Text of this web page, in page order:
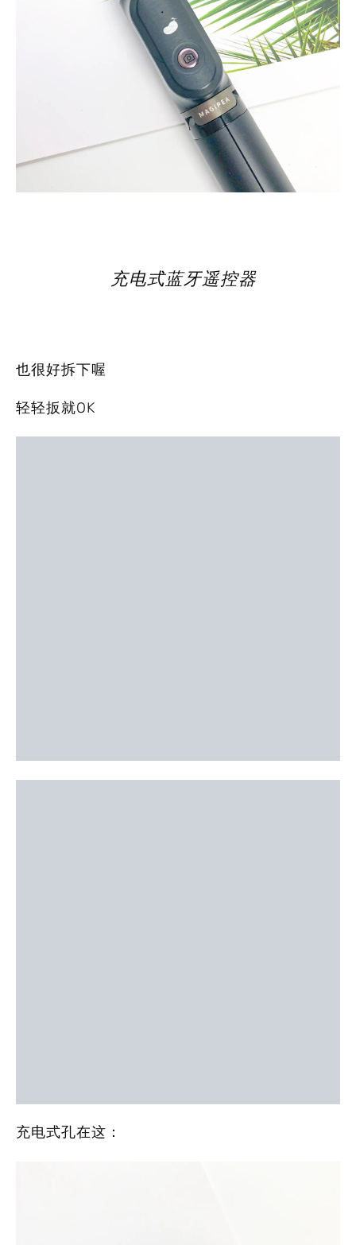
充电式蓝牙遥控器
也很好拆下喔
轻轻扳就OK
充电式孔在这：